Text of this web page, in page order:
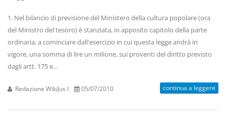
1. Nel bilancio di previsione del Ministero della cultura popolare (ora
del Ministro del tesoro) è stanziata, in apposito capitolo della parte
ordinaria, a cominciare dall'esercizio in cui questa legge andrà in
vigore, una somma di lire un milione, sui proventi del diritto previsto
dagli artt. 175 e...
Redazione WikiJus I 05/07/2010 continua a leggere